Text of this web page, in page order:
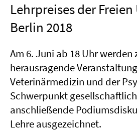
Lehrpreises der
Berlin 2018
Am 6. Juni ab 18 Uhr werden
herausragende
Veterinärmedizin und der
Schwerpunkt
anschließende
Lehre ausgezeichnet.